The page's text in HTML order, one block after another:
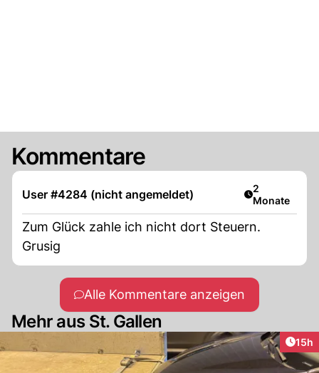
Kommentare
User #4284 (nicht angemeldet) Artikel
2
Monate
Zum Glück zahle ich nicht dort Steuern.
Grusig
Alle Kommentare anzeigen
Mehr aus St. Gallen
15h